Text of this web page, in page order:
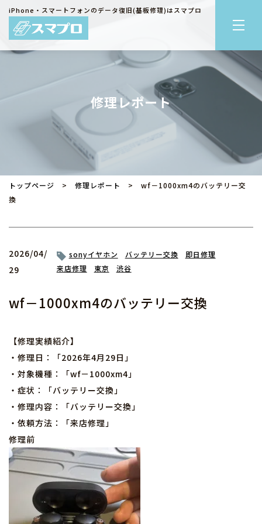
iPhone・スマートフォンのデータ復旧(基板修理)はスマプロ
修理レポート
トップページ > 修理レポート
> wf－1000xm4のバッテリー交
換
2026/04/
29
sonyイヤホン バッテリー交換
即日修理
来店修理
東京 渋谷
wf－1000xm4のバッテリー交換
【修理実績紹介】
・修理日：「2026年4月29日」
・対象機種：「wf－1000xm4」
・症状：「バッテリー交換」
・修理内容：「バッテリー交換」
・依頼方法：「来店修理」
修理前